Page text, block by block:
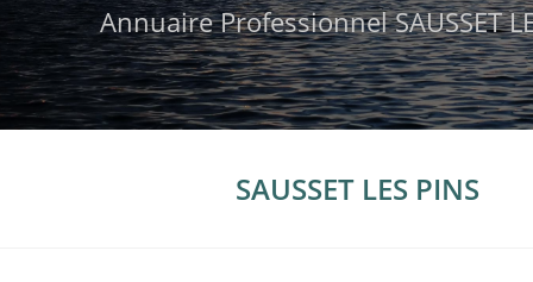
Annuaire Professionnel SAUSSET
SAUSSET LES PINS